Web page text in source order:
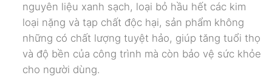
nguyên liệu xanh sạch, loại bỏ hầu hết các kim
loại nặng và tạp chất độc hại, sản phẩm không
những có chất lượng tuyệt hảo, giúp tăng tuổi thọ
và độ bền của công trình mà còn bảo vệ sức khỏe
cho người dùng.